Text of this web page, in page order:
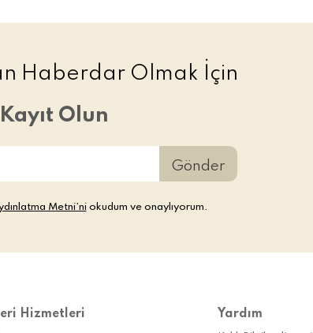
Haberdar Olmak İçin
Olun
Gönder
Metni’ni okudum ve onaylıyorum.
Hizmetleri Yardım